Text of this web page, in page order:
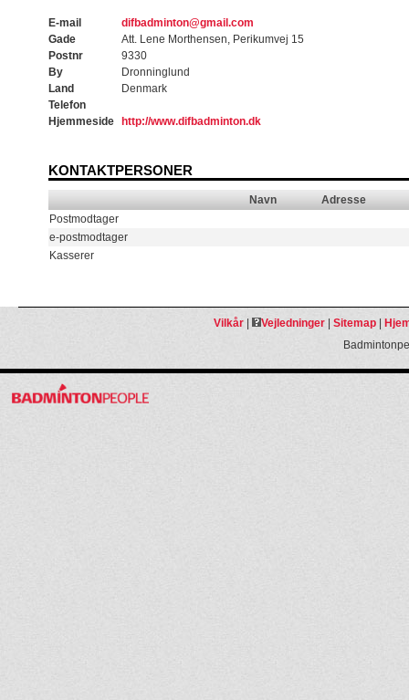
E-mail
difbadminton@gmail.com
Gade
Att. Lene Morthensen, Perikumvej 15
Postnr
9330
By
Dronninglund
Land
Denmark
Telefon
Hjemmeside
http://www.difbadminton.dk
KONTAKTPERSONER
Navn
Adresse
Postmodtager
e-postmodtager
Kasserer
Vilkår| Vejledninger| Sitemap|